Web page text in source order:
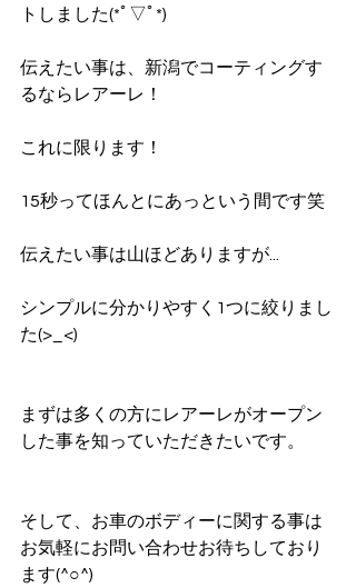
トしました(*ﾟ▽ﾟ*)
伝えたい事は、新潟でコーティングす
るならレアーレ！
これに限ります！
15秒ってほんとにあっという間です笑
伝えたい事は山ほどありますが...
シンプルに分かりやすく1つに絞りまし
た(>_<)
まずは多くの方にレアーレがオープン
した事を知っていただきたいです。
そして、お車のボディーに関する事は
お気軽にお問い合わせお待ちしており
ます(^○^)